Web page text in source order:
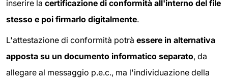
inserire la certificazione di conformità all'interno del file
stesso e poi firmarlo digitalmente.
L'attestazione di conformità potrà essere in alternativa
apposta su un documento informatico separato, da
allegare al messaggio p.e.c., ma l'individuazione della